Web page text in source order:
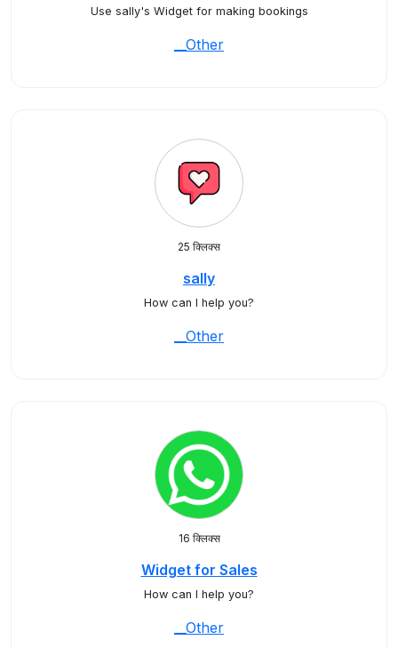
Use sally's Widget for making bookings
__Other
25 क्लिक्स
sally
How can I help you?
__Other
16 क्लिक्स
Widget for Sales
How can I help you?
__Other